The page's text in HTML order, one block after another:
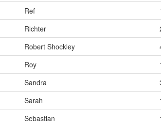
Ref
Richter
Robert Shockley
Roy
Sandra
Sarah
Sebastian